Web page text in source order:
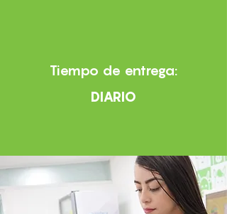
Tiempo de entrega:
DIARIO